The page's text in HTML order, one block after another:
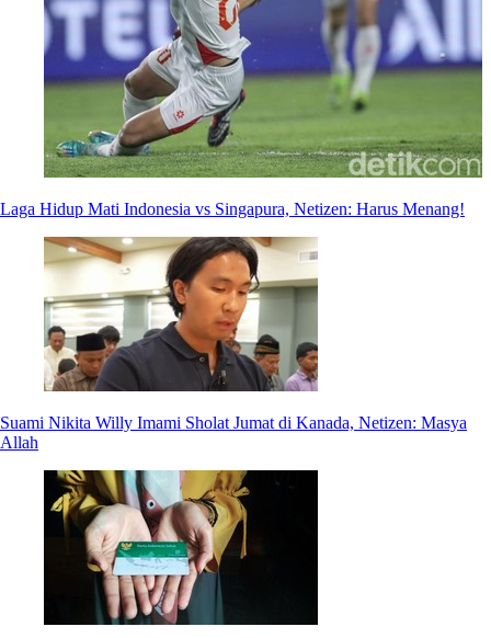
Laga Hidup Mati Indonesia vs Singapura, Netizen: Harus Menang!
Suami Nikita Willy Imami Sholat Jumat di Kanada, Netizen: Masya
Allah